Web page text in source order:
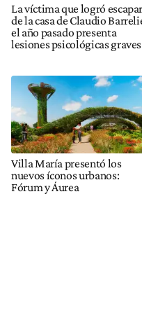
La víctima que logró escapar
de la casa de Claudio
el año pasado presenta
lesiones psicológicas graves
Villa María presentó los
nuevos íconos urbanos:
Fórum y Áurea